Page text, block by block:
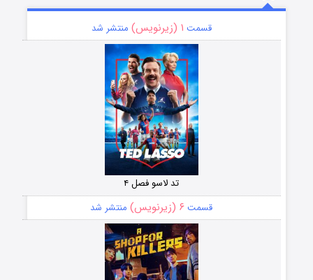
قسمت ۱ (زیرنویس) منتشر شد
تد لاسو فصل ۴
قسمت ۶ (زیرنویس) منتشر شد